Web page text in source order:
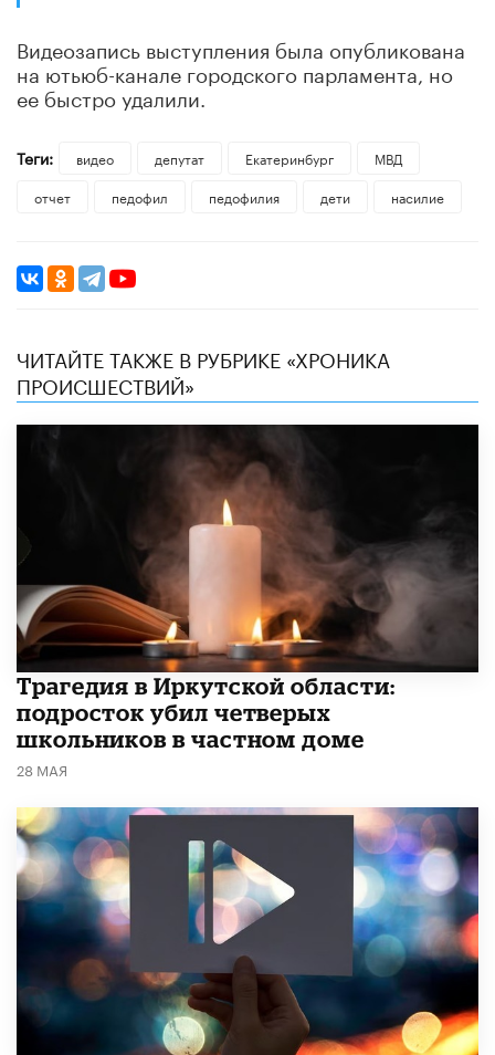
Видеозапись выступления была опубликована
на ютьюб-канале городского парламента, но
ее быстро удалили.
Теги: видео депутат Екатеринбург
МВД
отчет
педофил педофилия дети насилие
ЧИТАЙТЕ ТАКЖЕ В РУБРИКЕ «ХРОНИКА
ПРОИСШЕСТВИЙ»
Трагедия в Иркутской области:
подросток убил четверых
школьников в частном доме
28 МАЯ